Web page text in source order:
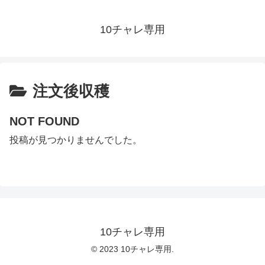
10チャレ専用
注文後収穫
NOT FOUND
投稿が見つかりませんでした。
10チャレ専用
© 2023 10チャレ専用.